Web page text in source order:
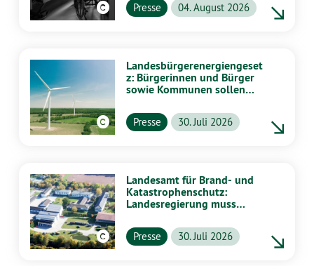
Presse 04. August 2026
Landesbürgerenergiengeset
z: Bürgerinnen und Bürger
sowie Kommunen sollen
profitieren
Presse 30. Juli 2026
Landesamt für Brand- und
Katastrophenschutz:
Landesregierung muss
Presse 30. Juli 2026